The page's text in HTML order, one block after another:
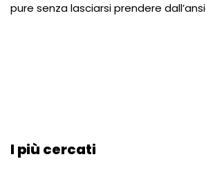
pure senza lasciarsi prendere
I più cercati